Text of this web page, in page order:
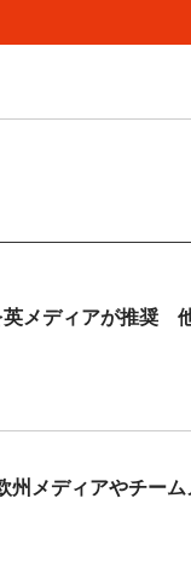
英メディアが推奨
メディアやチーム